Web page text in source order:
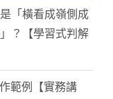
「橫看成嶺側成
？【學習式判解
範例【實務講